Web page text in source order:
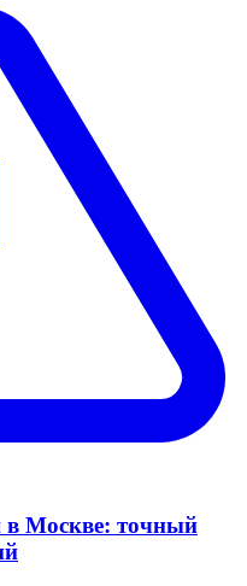
Москве: точный